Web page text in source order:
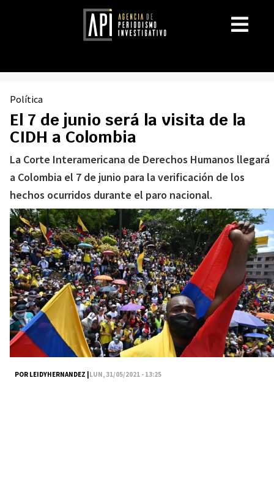
Política
El 7 de junio será la visita de la
CIDH a Colombia
La Corte Interamericana de Derechos Humanos llegará
a Colombia el 7 de junio para la verificación de los
hechos ocurridos durante el paro nacional.
POR LEIDYHERNANDEZ |LUN, 31/05/2021 - 13:25